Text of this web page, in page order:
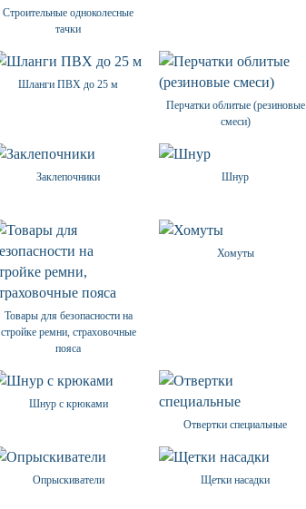
Строительные одноколесные
тачки
Шланги ПВХ до 25 м
Перчатки облитые (резиновые
смеси)
Заклепочники Шнур
Товары для безопасности на
стройке ремни, страховочные
пояса
Хомуты
Шнур с крюками
Отвертки специальные
Опрыскиватели Щетки насадки